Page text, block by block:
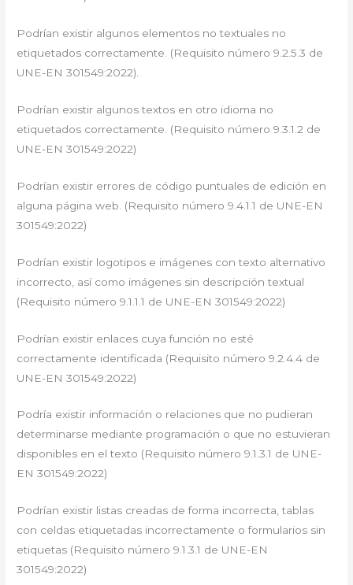
Podrían existir algunos elementos no textuales no
etiquetados correctamente. (Requisito número 9.2.5.3 de
UNE-EN 301549:2022).
Podrían existir algunos textos en otro idioma no
etiquetados correctamente. (Requisito número 9.3.1.2 de
UNE-EN 301549:2022)
Podrían existir errores de código puntuales de edición en
alguna página web. (Requisito número 9.4.1.1 de UNE-EN
301549:2022)
Podrían existir logotipos e imágenes con texto alternativo
incorrecto, así como imágenes sin descripción textual
(Requisito número 9.1.1.1 de UNE-EN 301549:2022)
Podrían existir enlaces cuya función no esté
correctamente identificada (Requisito número 9.2.4.4 de
UNE-EN 301549:2022)
Podría existir información o relaciones que no pudieran
determinarse mediante programación o que no estuvieran
disponibles en el texto (Requisito número 9.1.3.1 de UNE-
EN 301549:2022)
Podrían existir listas creadas de forma incorrecta, tablas
con celdas etiquetadas incorrectamente o formularios sin
etiquetas (Requisito número 9.1.3.1 de UNE-EN
301549:2022)